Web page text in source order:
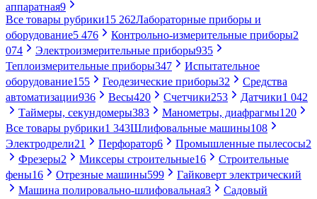
аппаратная9
Все товары рубрики15 262Лабораторные приборы и
оборудование5 476 Контрольно-измерительные приборы2
074
Электроизмерительные приборы935
Теплоизмерительные приборы347
Испытательное
оборудование155 Геодезические приборы32
Средства
автоматизации936 Весы420 Счетчики253 Датчики1 042
Таймеры, секундомеры383 Манометры, диафрагмы120
Все товары рубрики1 343Шлифовальные машины108
Электродрели21 Перфоратор6 Промышленные пылесосы2
Фрезеры2 Миксеры строительные16
Строительные
фены16 Отрезные машины599
Гайковерт электрический
Машина полировально-шлифовальная3
Садовый